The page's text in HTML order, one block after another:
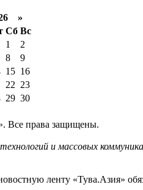
»
Сб Вс
1
2
8
9
15 16
22 23
29 30
Все права защищены.
и массовых
ленту «Тува.Азия»